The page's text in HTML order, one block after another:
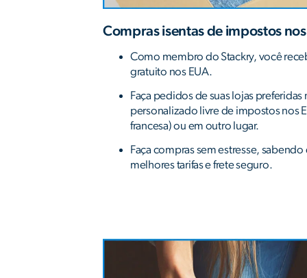
Compras isentas de impostos nos
Como membro do Stackry, você
gratuito nos EUA.
Faça pedidos de suas lojas preferidas
personalizado livre de impostos nos
francesa) ou em outro lugar.
Faça compras sem estresse,
melhores tarifas e frete seguro.